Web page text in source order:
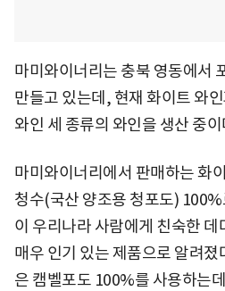
마미와이너리는 충북 영동에서
만들고 있는데, 현재 화이트 와
와인 세 종류의 와인을 생산 중이
마미와이너리에서 판매하는 화
청수(국산 양조용 청포도)
이 우리나라 사람에게 친숙한 데
매우 인기 있는 제품으로 알려졌
은 캠벨포도 100%를 사용하는